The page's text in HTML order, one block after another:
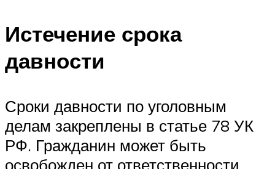
Истечение срока
давности
Сроки давности по уголовным
делам закреплены в статье 78 УК
РФ. Гражданин может быть
освобожден от ответственности,